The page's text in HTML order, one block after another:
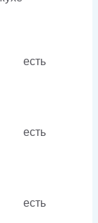
есть
есть
есть